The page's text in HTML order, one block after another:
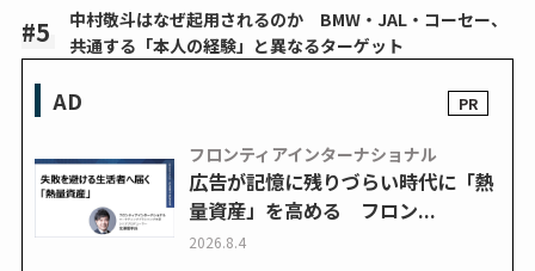
中村敬斗はなぜ起用されるのか BMW・JAL・コーセー、
共通する「本人の経験」と異なるターゲット
AD
フロンティアインターナショナル
広告が記憶に残りづらい時代に「熱
量資産」を高める フロン...
2026.8.4